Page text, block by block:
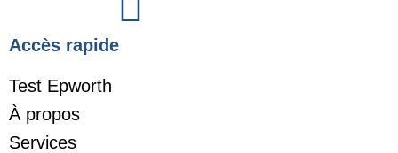
Accès rapide
Test Epworth
À propos
Services